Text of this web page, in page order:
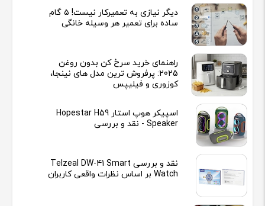
دیگر نیازی به تعمیرکار نیست! ۵ گام
ساده برای تعمیر هر وسیله خانگی
راهنمای خرید سرخ کن بدون روغن
2025: پرفروش ترین مدل های نینجا،
کوزوری و فیلیپس
اسپیکر هوپ استار Hopestar H59
Speaker - نقد و بررسی
نقد و بررسی Telzeal DW-41 Smart
Watch بر اساس نظرات واقعی کاربران